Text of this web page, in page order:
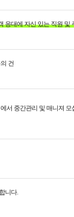
응대에 자신 있는 직원 및
건
서 중간관리 및 매니져 모
니다.